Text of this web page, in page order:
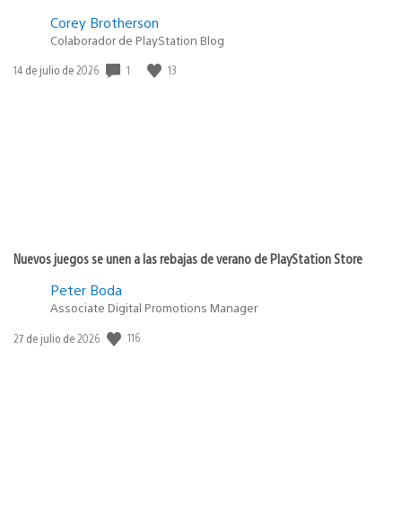
Corey Brotherson
Colaborador de PlayStation Blog
Fecha
14 de julio de 2026 1 13
Nuevos juegos se unen a las rebajas de verano de PlayStation Store
Peter Boda
Associate Digital Promotions Manager
Fecha
27 de julio de 2026 116